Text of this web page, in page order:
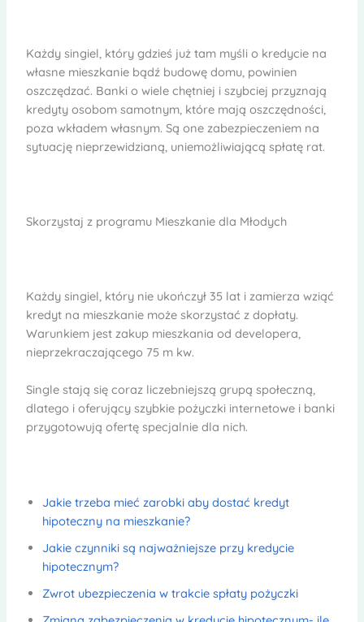
Każdy singiel, który gdzieś już tam myśli o kredycie na
własne mieszkanie bądź budowę domu, powinien
oszczędzać. Banki o wiele chętniej i szybciej przyznają
kredyty osobom samotnym, które mają oszczędności,
poza wkładem własnym. Są one zabezpieczeniem na
sytuację nieprzewidzianą, uniemożliwiającą spłatę rat.
Skorzystaj z programu Mieszkanie dla Młodych
Każdy singiel, który nie ukończył 35 lat i zamierza wziąć
kredyt na mieszkanie może skorzystać z dopłaty.
Warunkiem jest zakup mieszkania od developera,
nieprzekraczającego 75 m kw.
Single stają się coraz liczebniejszą grupą społeczną,
dlatego i oferujący szybkie pożyczki internetowe i banki
przygotowują ofertę specjalnie dla nich.
Jakie trzeba mieć zarobki aby dostać kredyt
hipoteczny na mieszkanie?
Jakie czynniki są najważniejsze przy kredycie
hipotecznym?
Zwrot ubezpieczenia w trakcie spłaty pożyczki